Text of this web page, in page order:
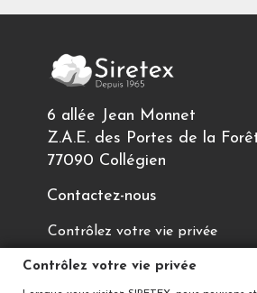
6 allée Jean Monnet
Z.A.E. des Portes de la
77090 Collégien
Contactez-nous
Contrôlez votre vie privée
Contrôlez votre vie privée